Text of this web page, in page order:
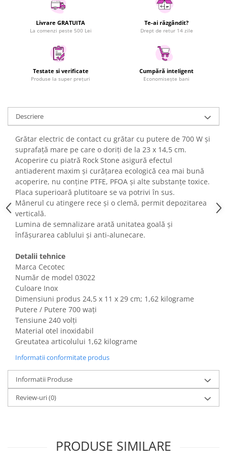
Laptopuri si Accesorii
Telefoane Mobile & accesorii
Wearable & Gadgeturi
Electrocasnice & Climatizare
Accesorii si piese masini spalat
rufe si uscatoare
Accesorii si piese masini spalat
Aparate Frigorifice
Aparate Racire Aer
Aragaze si cuptoare cu microunde
Climatizare & sisteme de incalzire
Electrocasnice pentru Bucatarie
Fiare de calcat si masini de cusut
Ingrijire Locuinta
Purificatoare de aer
Fashion
Bijuterii
Ceasuri barbatesti
Ceasuri dama
Cutii, curele si accesorii ceasuri
Genti si accesorii barbati
Genti si accesorii femei
Imbracaminte barbati
Imbracaminte femei
Imbracaminte si Incaltaminte copii
Incaltaminte barbati
Incaltaminte femei
Ochelari de soare
Ochelari de vedere
Gaming, Carti & Birotica
Ingrijire personala & Cosmetice
Livrare GRATUITA
La comenzi peste 500 Lei
Te-ai răzgândit?
Drept de retur 14 zile
Testate si verificate
Produse la super prețuri
Cumpără inteligent
Economisește bani
Descriere
Grătar electric de contact cu grătar cu putere de 700 W și
suprafață mare pe care o doriți de la 23 x 14,5 cm.
Acoperire cu piatră Rock Stone asigură efectul
antiaderent maxim și curățarea ecologică cea mai bună
acoperire, nu conține PTFE, PFOA și alte substanțe toxice.
Placa superioară plutitoare se va potrivi în sus.
Mânerul cu atingere rece și o clemă, permit depozitarea
verticală.
Lumina de semnalizare arată unitatea goală și
înfășurarea cablului și anti-alunecare.
Detalii tehnice
Marca Cecotec
Număr de model 03022
Culoare Inox
Dimensiuni produs ‎24,5 x 11 x 29 cm; 1,62 kilograme
Putere / Putere 700 wați
Tensiune 240 volți
Material otel inoxidabil
Greutatea articolului 1,62 kilograme
Informatii conformitate produs
Informatii Produse
Review-uri(0)
PRODUSE SIMILARE